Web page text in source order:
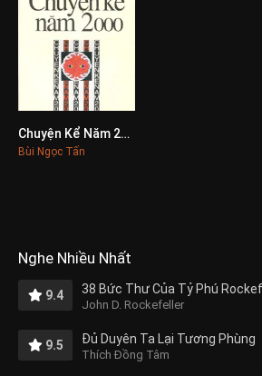
0
Chuyện Kể Năm 2000
Bùi Ngọc Tấn
Nghe Nhiều Nhất
9.4 38 Bức Thư Của Tỷ Phú
John D. Rockefeller
9.5 Đủ Duyên Ta Lại Tương Phùng
Thích Đồng Tâm